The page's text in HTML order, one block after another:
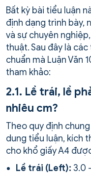
Bất kỳ bài tiểu luận
định dạng trình bày,
và sự chuyên
thuật. Sau đây là
chuẩn mà Luận Văn
tham khảo:
2.1. Lề trái, lề
nhiêu cm?
Theo quy định
dung tiểu luận, kích
cho khổ giấy A4
Lề trái (Left): 3.0